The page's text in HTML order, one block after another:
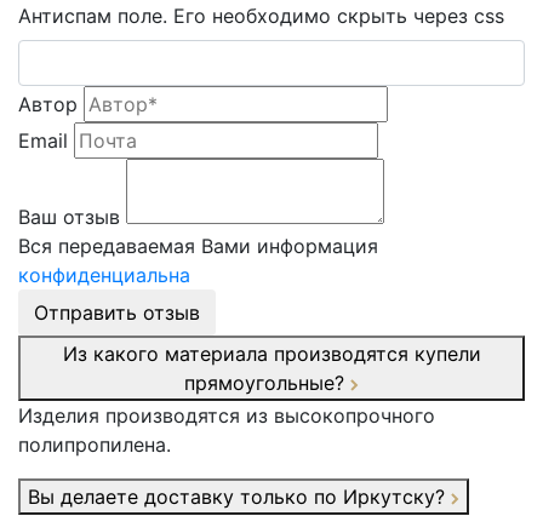
Антиспам поле. Его необходимо скрыть через css
Автор
Email
Ваш отзыв
Вся передаваемая Вами информация
конфиденциальна
Отправить отзыв
Из какого материала производятся купели
прямоугольные?
Изделия производятся из высокопрочного
полипропилена.
Вы делаете доставку только по Иркутску?